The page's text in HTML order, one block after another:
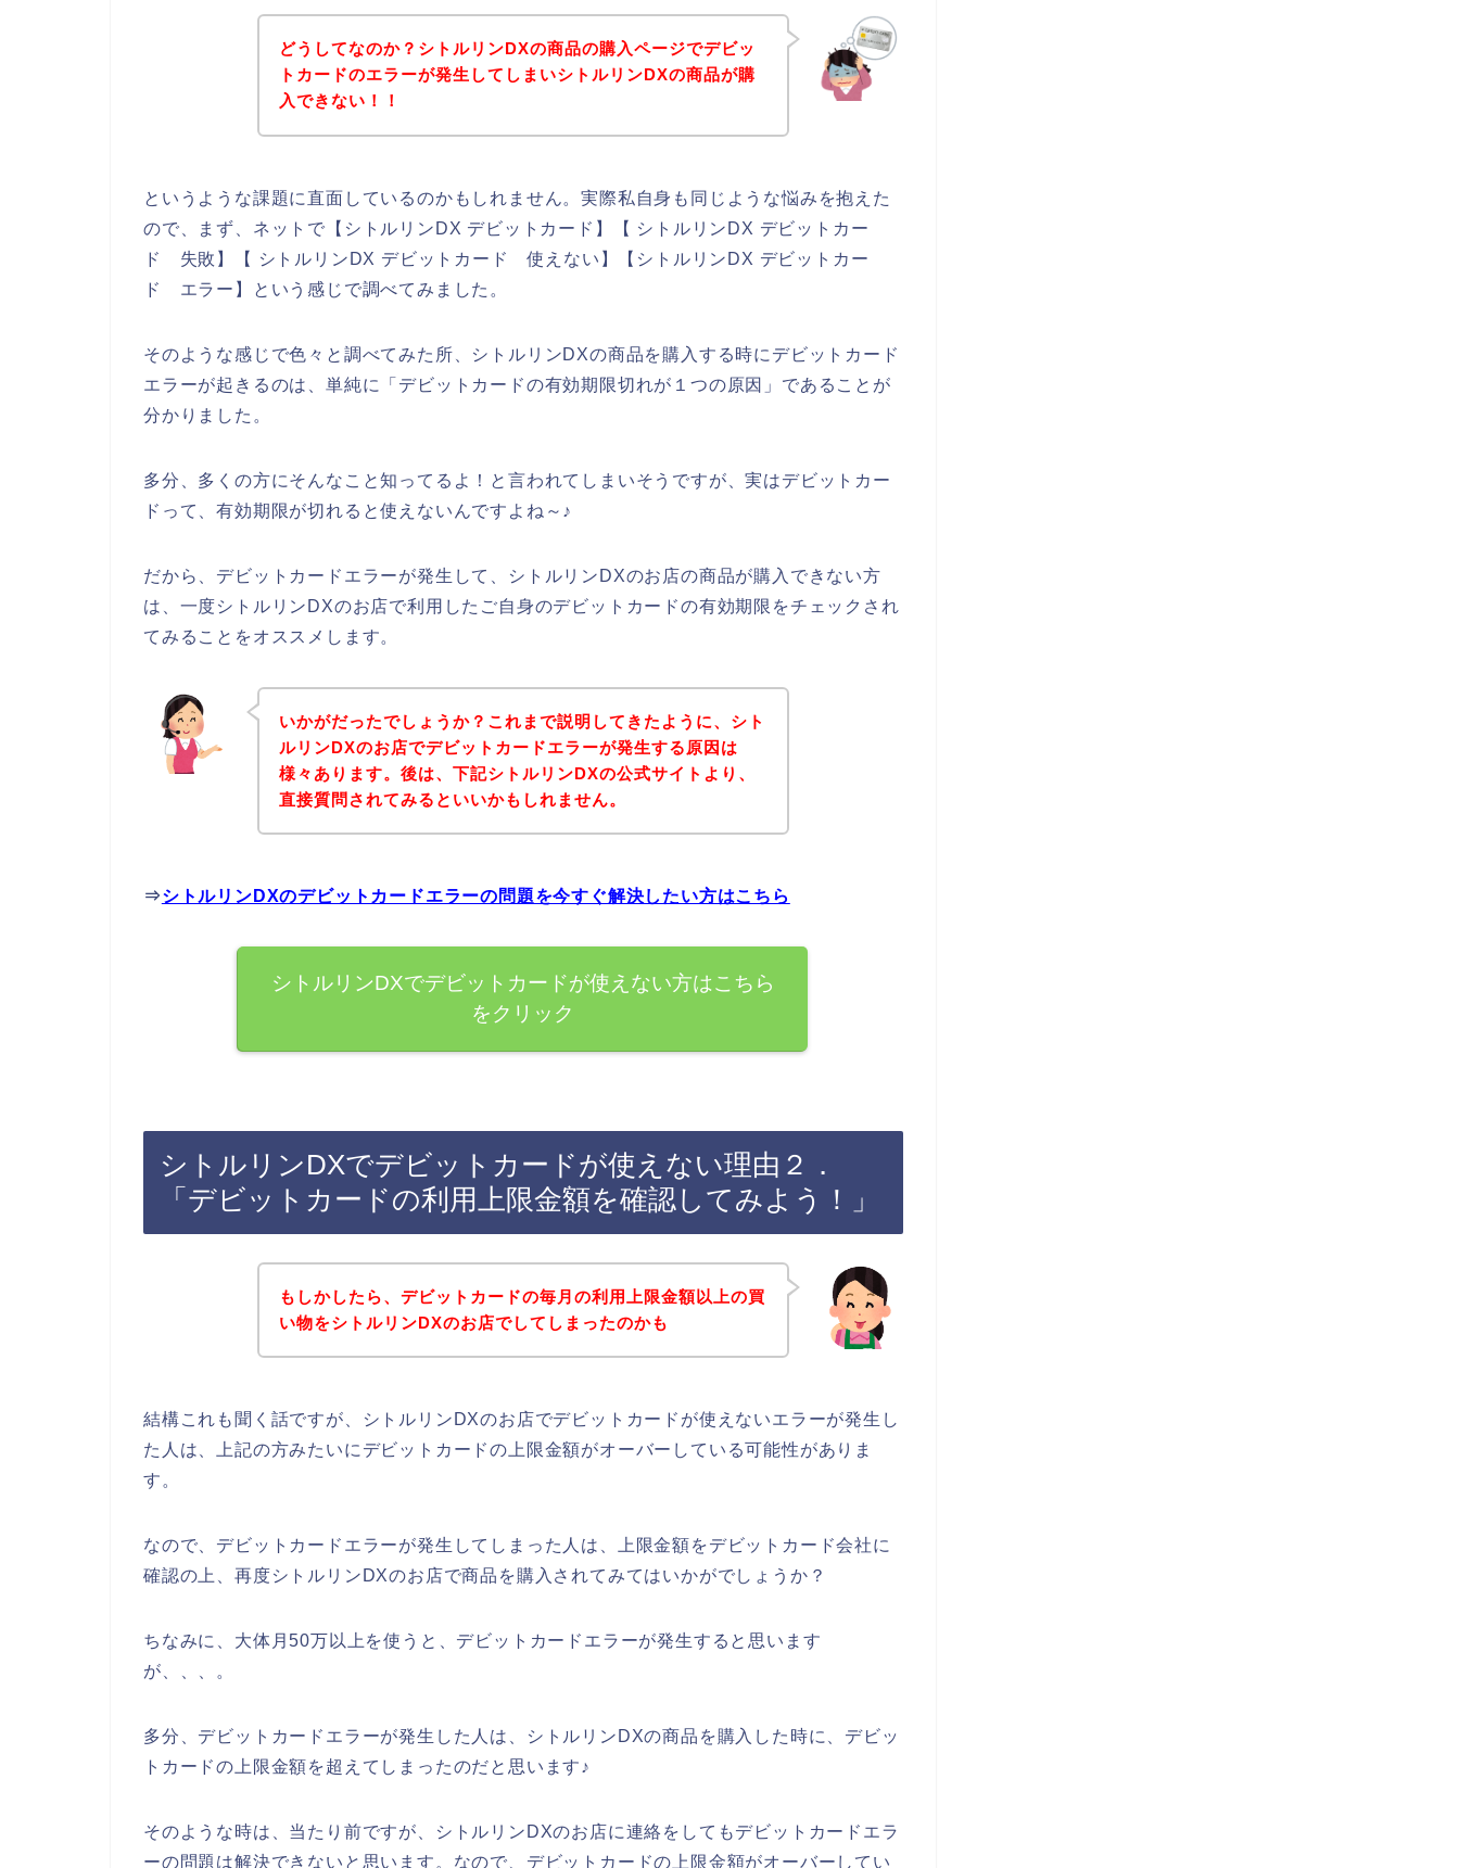
どうしてなのか？シトルリンDXの商品の購入ページでデビッ
トカードのエラーが発生してしまいシトルリンDXの商品が購
入できない！！
というような課題に直面しているのかもしれません。実際私自身も同じような悩みを抱えた
ので、まず、ネットで【シトルリンDX デビットカード】【 シトルリンDX デビットカー
ド 失敗】【 シトルリンDX デビットカード 使えない】【シトルリンDX デビットカー
ド エラー】という感じで調べてみました。
そのような感じで色々と調べてみた所、シトルリンDXの商品を購入する時にデビットカード
エラーが起きるのは、単純に「デビットカードの有効期限切れが１つの原因」であることが
分かりました。
多分、多くの方にそんなこと知ってるよ！と言われてしまいそうですが、実はデビットカー
ドって、有効期限が切れると使えないんですよね～♪
だから、デビットカードエラーが発生して、シトルリンDXのお店の商品が購入できない方
は、一度シトルリンDXのお店で利用したご自身のデビットカードの有効期限をチェックされ
てみることをオススメします。
いかがだったでしょうか？これまで説明してきたように、シト
ルリンDXのお店でデビットカードエラーが発生する原因は
様々あります。後は、下記シトルリンDXの公式サイトより、
直接質問されてみるといいかもしれません。
⇒シトルリンDXのデビットカードエラーの問題を今すぐ解決したい方はこちら
シトルリンDXでデビットカードが使えない方はこちら
をクリック
シトルリンDXでデビットカードが使えない理由２．
「デビットカードの利用上限金額を確認してみよう！」
もしかしたら、デビットカードの毎月の利用上限金額以上の買
い物をシトルリンDXのお店でしてしまったのかも
結構これも聞く話ですが、シトルリンDXのお店でデビットカードが使えないエラーが発生し
た人は、上記の方みたいにデビットカードの上限金額がオーバーしている可能性がありま
す。
なので、デビットカードエラーが発生してしまった人は、上限金額をデビットカード会社に
確認の上、再度シトルリンDXのお店で商品を購入されてみてはいかがでしょうか？
ちなみに、大体月50万以上を使うと、デビットカードエラーが発生すると思います
が、、、。
多分、デビットカードエラーが発生した人は、シトルリンDXの商品を購入した時に、デビッ
トカードの上限金額を超えてしまったのだと思います♪
そのような時は、当たり前ですが、シトルリンDXのお店に連絡をしてもデビットカードエラ
ーの問題は解決できないと思います。なので、デビットカードの上限金額がオーバーしてい